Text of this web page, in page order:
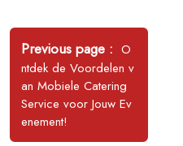
Bericht
navigatie
Previous page
Older
Posts
O
ntdek de Voordelen v
an Mobiele Catering
Service voor Jouw Ev
enement!